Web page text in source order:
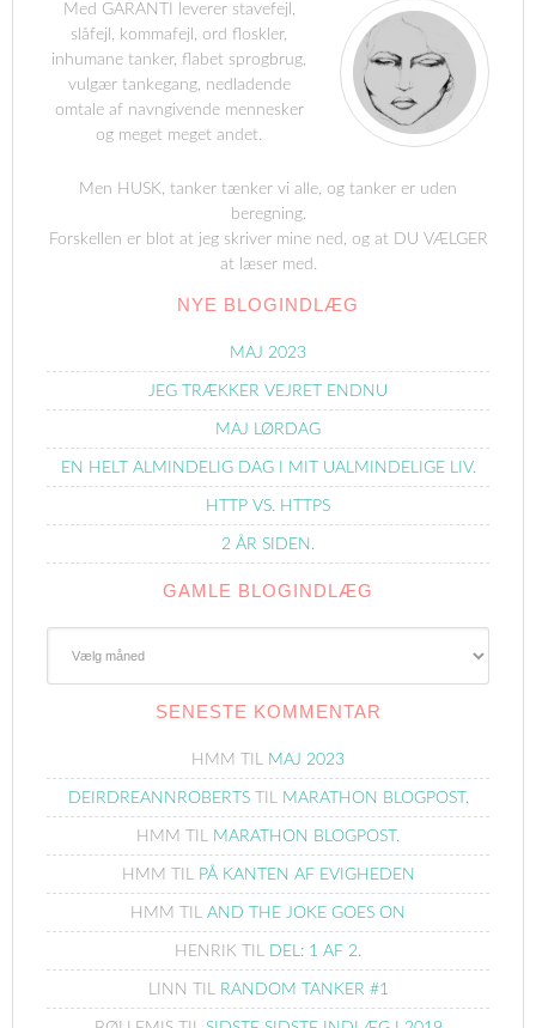
Med GARANTI leverer stavefejl,
slåfejl, kommafejl, ord floskler,
inhumane tanker, flabet sprogbrug,
vulgær tankegang, nedladende
omtale af navngivende mennesker
og meget meget andet.
Men HUSK, tanker tænker vi alle, og tanker er uden
beregning.
Forskellen er blot at jeg skriver mine ned, og at DU VÆLGER
at læser med.
NYE BLOGINDLÆG
MAJ 2023
JEG TRÆKKER VEJRET ENDNU
MAJ LØRDAG
EN HELT ALMINDELIG DAG I MIT UALMINDELIGE LIV.
HTTP VS. HTTPS
2 ÅR SIDEN.
GAMLE BLOGINDLÆG
SENESTE KOMMENTAR
HMM TIL MAJ 2023
DEIRDREANNROBERTSTIL MARATHON BLOGPOST.
HMM TIL MARATHON BLOGPOST.
HMM TIL PÅ KANTEN AF EVIGHEDEN
HMM TIL AND THE JOKE GOES ON
HENRIK TIL DEL: 1 AF 2.
LINN TIL RANDOM TANKER #1